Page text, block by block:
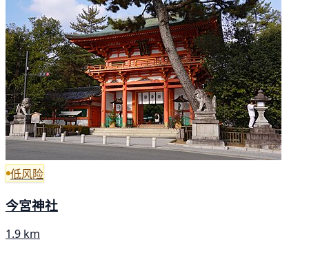
低风险
今宮神社
1.9 km